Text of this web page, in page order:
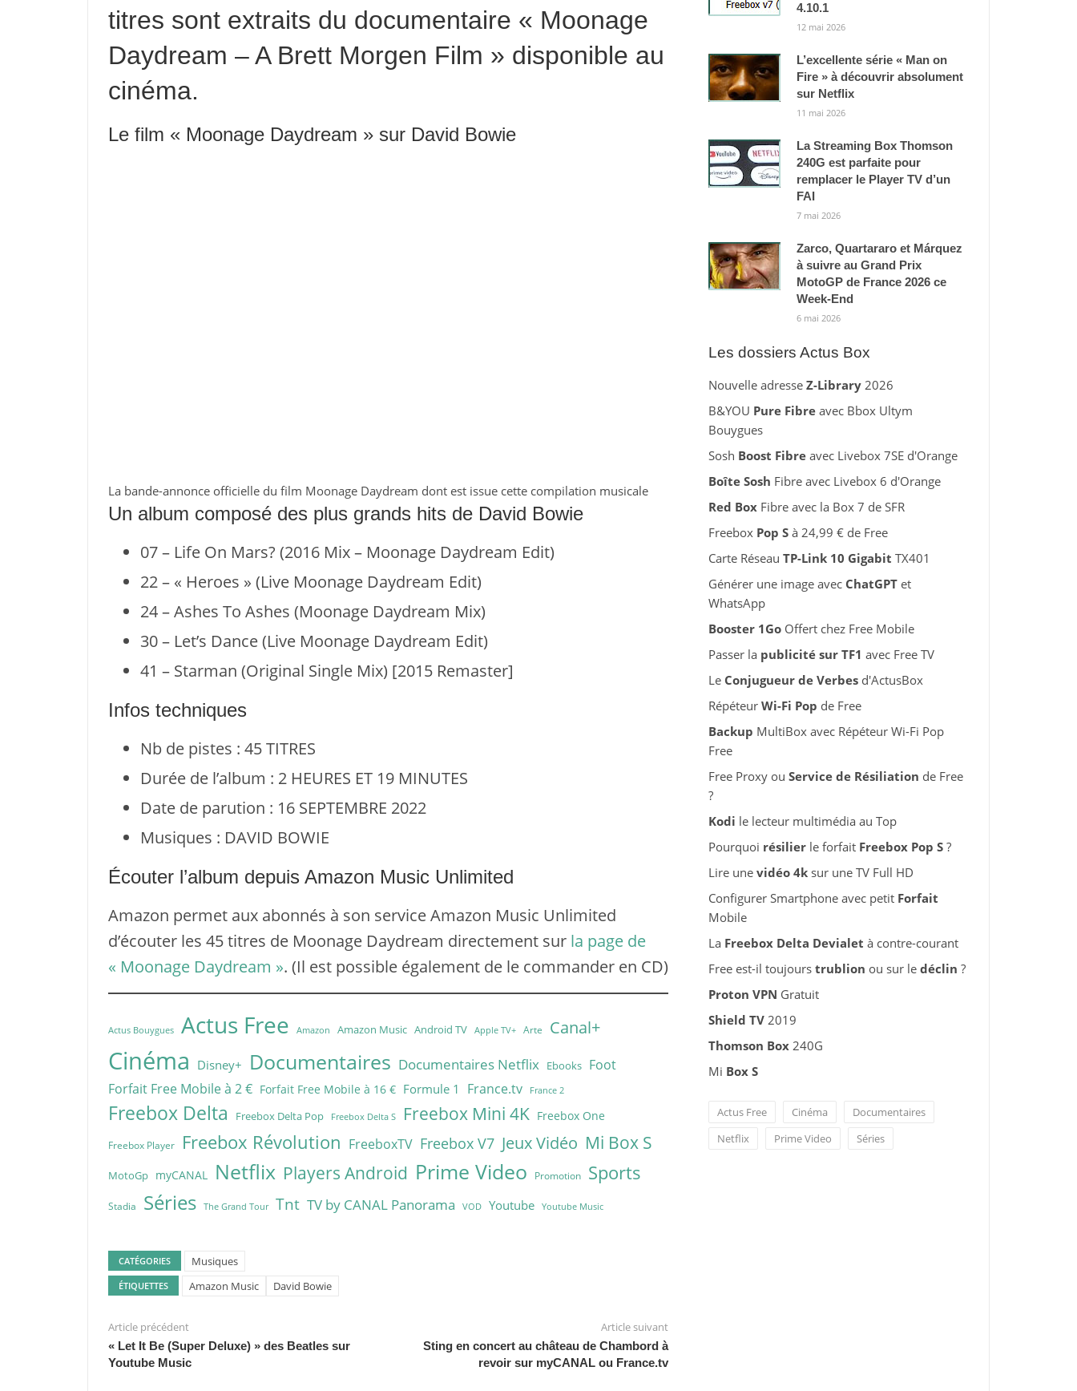
titres sont extraits du documentaire « Moonage
Daydream – A Brett Morgen Film » disponible au
cinéma.
Le film « Moonage Daydream » sur David Bowie
La bande-annonce officielle du film Moonage Daydream dont est issue cette compilation musicale
Un album composé des plus grands hits de David Bowie
07 – Life On Mars? (2016 Mix – Moonage Daydream Edit)
22 – « Heroes » (Live Moonage Daydream Edit)
24 – Ashes To Ashes (Moonage Daydream Mix)
30 – Let’s Dance (Live Moonage Daydream Edit)
41 – Starman (Original Single Mix) [2015 Remaster]
Infos techniques
Nb de pistes : 45 TITRES
Durée de l’album : 2 HEURES ET 19 MINUTES
Date de parution : 16 SEPTEMBRE 2022
Musiques : DAVID BOWIE
Écouter l’album depuis Amazon Music Unlimited
Amazon permet aux abonnés à son service Amazon Music Unlimited
d’écouter les 45 titres de Moonage Daydream directement sur la page de
« Moonage Daydream ». (Il est possible également de le commander en CD)
Actus Bouygues Actus Free Amazon Amazon Music Android TV Apple TV+ Arte Canal+
Cinéma Disney+ Documentaires Documentaires Netflix Ebooks Foot
Forfait Free Mobile à 2 € Forfait Free Mobile à 16 € Formule 1 France.tv France 2
Freebox Delta Freebox Delta Pop Freebox Delta S Freebox Mini 4K Freebox One
Freebox Player Freebox Révolution FreeboxTV Freebox V7 Jeux Vidéo Mi Box S
MotoGp myCANAL Netflix Players Android Prime Video Promotion Sports
Stadia Séries The Grand Tour Tnt TV by CANAL Panorama VOD Youtube Youtube Music
CATÉGORIES Musiques
ÉTIQUETTES Amazon Music David Bowie
Article précédent
« Let It Be (Super Deluxe) » des Beatles sur
Youtube Music
Article suivant
Sting en concert au château de Chambord à
revoir sur myCANAL ou France.tv
4.10.1
12 mai 2026
L’excellente série « Man on
Fire » à découvrir absolument
sur Netflix
11 mai 2026
La Streaming Box Thomson
240G est parfaite pour
remplacer le Player TV d’un
FAI
7 mai 2026
Zarco, Quartararo et Márquez
à suivre au Grand Prix
MotoGP de France 2026 ce
Week-End
6 mai 2026
Les dossiers Actus Box
Nouvelle adresse Z-Library2026
B&YOU Pure Fibreavec Bbox Ultym
Bouygues
Sosh Boost Fibreavec Livebox 7SE d'Orange
Boîte Sosh Fibre avec Livebox 6 d'Orange
Red BoxFibre avec la Box 7 de SFR
Freebox Pop Sà 24,99 € de Free
Carte Réseau TP-Link 10 Gigabit TX401
Générer une image avec ChatGPTet
WhatsApp
Booster 1GoOffert chez Free Mobile
Passer la publicité sur TF1 avec Free TV
Le Conjugueur de Verbesd'ActusBox
Répéteur Wi-Fi Pop de Free
Backup MultiBox avec Répéteur Wi-Fi Pop
Free
Free Proxy ou Service de Résiliation de Free
?
Kodi le lecteur multimédia au Top
Pourquoi résilierle forfait Freebox Pop S?
Lire une vidéo 4ksur une TV Full HD
Configurer Smartphone avec petit Forfait
Mobile
La Freebox Delta Devialet à contre-courant
Free est-il toujours trublion ou sur le déclin ?
Proton VPN Gratuit
Shield TV2019
Thomson Box240G
Mi Box S
Actus Free Cinéma
Documentaires
Netflix
Prime Video Séries